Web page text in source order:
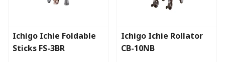
Ichigo Ichie Foldable
Sticks FS-3BR
Ichigo Ichie Rollator
CB-10NB